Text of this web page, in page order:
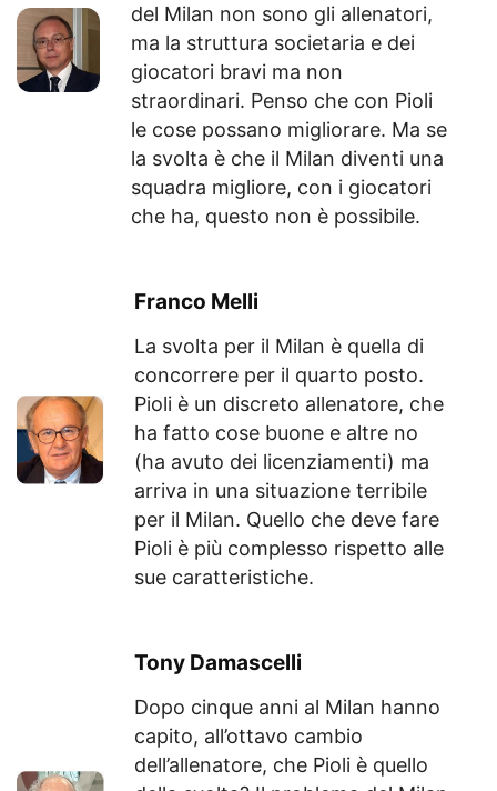
del Milan non sono gli allenatori,
ma la struttura societaria e dei
giocatori bravi ma non
straordinari. Penso che con Pioli
le cose possano migliorare. Ma se
la svolta è che il Milan diventi una
squadra migliore, con i giocatori
che ha, questo non è possibile.
Franco Melli
La svolta per il Milan è quella di
concorrere per il quarto posto.
Pioli è un discreto allenatore, che
ha fatto cose buone e altre no
(ha avuto dei licenziamenti) ma
arriva in una situazione terribile
per il Milan. Quello che deve fare
Pioli è più complesso rispetto alle
sue caratteristiche.
Tony Damascelli
Dopo cinque anni al Milan hanno
capito, all’ottavo cambio
dell’allenatore, che Pioli è quello